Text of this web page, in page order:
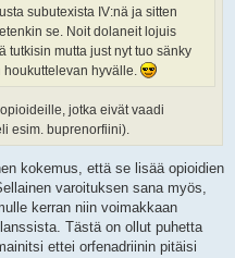
subutexista IV:nä ja sitten
se. Noit dolaneit lojuis
tutkisin mutta just nyt tuo sänky
hyvälle.
jotka eivät vaadi
esim. buprenorfiini).
kokemus, että se lisää opioidien
varoituksen sana myös,
kerran niin voimakkaan
Tästä on ollut puhetta
ettei orfenadriinin pitäisi